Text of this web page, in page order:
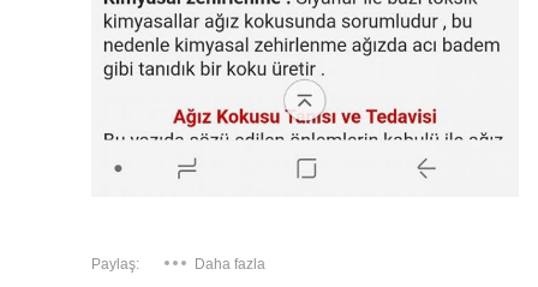
Paylaş: Daha fazla